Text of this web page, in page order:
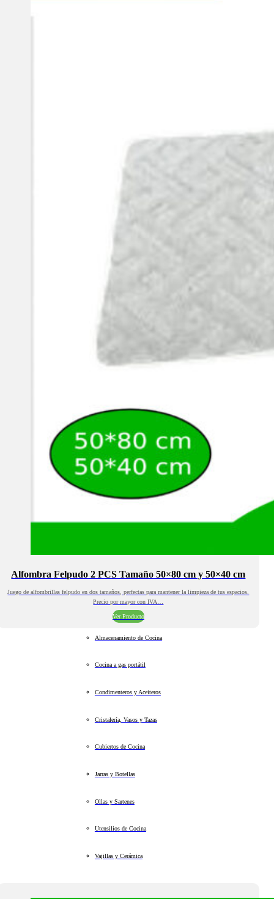
Alfombra Felpudo 2 PCS Tamaño 50×80 cm y 50×40 cm
Juego de alfombrillas felpudo en dos tamaños, perfectas para mantener la limpieza de tus espacios.
Precio por mayor con IVA…
Ver Producto
Almacenamiento de Cocina
Cocina a gas portátil
Condimenteros y Aceiteros
Cristalería, Vasos y Tazas
Cubiertos de Cocina
Jarras y Botellas
Ollas y Sartenes
Utensilios de Cocina
Vajillas y Cerámica